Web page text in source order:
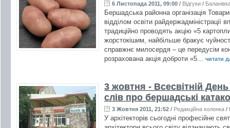
6 Листопада 2011, 09:00 / Відгуки /
Бершадська районна організація
відділом освіти райдержадміністрації
традиційно проводять акцію «5
жорстокішим, найбільше бракує
справжнє милосердя – це передусім
розрахована акція доброти «5... читати
3 жовтня - Всесвітній День
слів про бершадські
3 Жовтня 2011, 21:52 / Редакційна колонка /
У архітекторів сьогодні професійне